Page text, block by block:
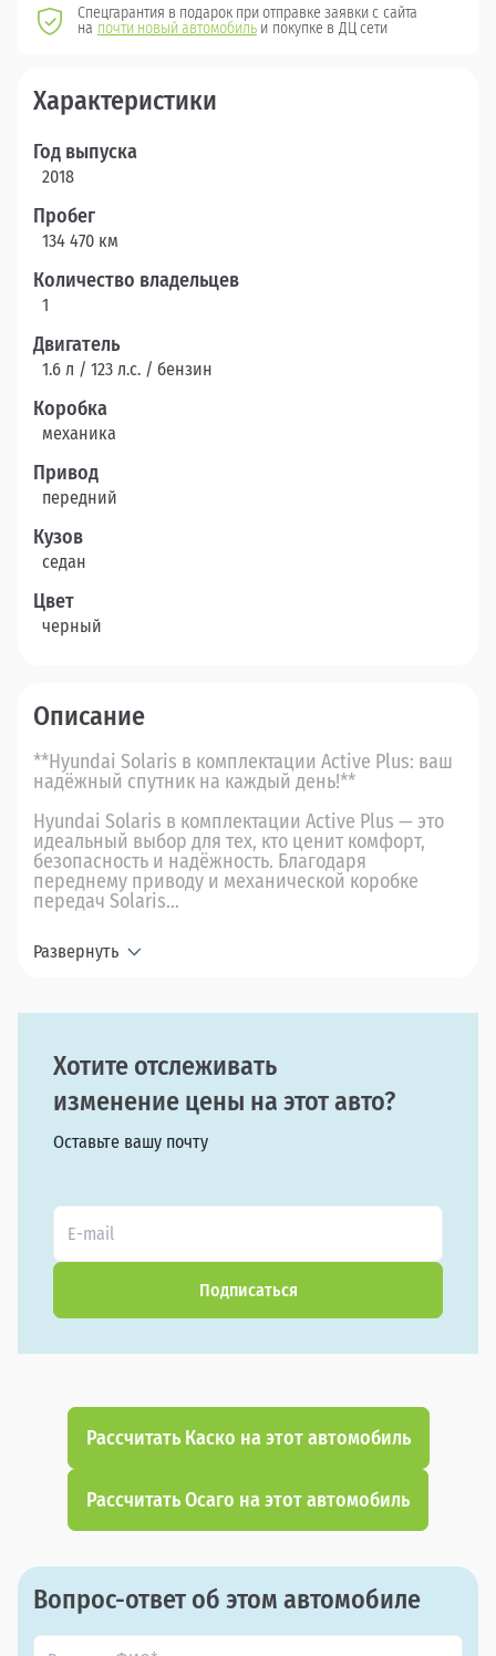
Спецгарантия в подарок при отправке заявки с сайта
на почти новый автомобиль и покупке в ДЦ сети
Характеристики
Год выпуска
2018
Пробег
134 470 км
Количество владельцев
1
Двигатель
1.6 л / 123 л.c. / бензин
Коробка
механика
Привод
передний
Кузов
седан
Цвет
черный
Описание
**Hyundai Solaris в комплектации Active Plus: ваш
надёжный спутник на каждый день!**
Hyundai Solaris в комплектации Active Plus — это
идеальный выбор для тех, кто ценит комфорт,
безопасность и надёжность. Благодаря
переднему приводу и механической коробке
передач Solaris...
Развернуть
Хотите отслеживать
изменение цены на этот авто?
Оставьте вашу почту
Подписаться
Рассчитать Каско на этот автомобиль
Рассчитать Осаго на этот автомобиль
Вопрос-ответ об этом автомобиле